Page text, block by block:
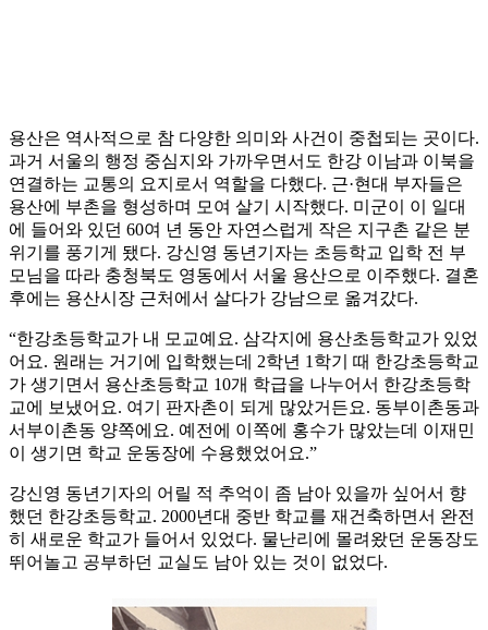
용산은 역사적으로 참 다양한 의미와 사건이 중첩되는 곳이다.
과거 서울의 행정 중심지와 가까우면서도 한강 이남과 이북을
연결하는 교통의 요지로서 역할을 다했다. 근·현대 부자들은
용산에 부촌을 형성하며 모여 살기 시작했다. 미군이 이 일대
에 들어와 있던 60여 년 동안 자연스럽게 작은 지구촌 같은 분
위기를 풍기게 됐다. 강신영 동년기자는 초등학교 입학 전 부
모님을 따라 충청북도 영동에서 서울 용산으로 이주했다. 결혼
후에는 용산시장 근처에서 살다가 강남으로 옮겨갔다.
“한강초등학교가 내 모교예요. 삼각지에 용산초등학교가 있었
어요. 원래는 거기에 입학했는데 2학년 1학기 때 한강초등학교
가 생기면서 용산초등학교 10개 학급을 나누어서 한강초등학
교에 보냈어요. 여기 판자촌이 되게 많았거든요. 동부이촌동과
서부이촌동 양쪽에요. 예전에 이쪽에 홍수가 많았는데 이재민
이 생기면 학교 운동장에 수용했었어요.”
강신영 동년기자의 어릴 적 추억이 좀 남아 있을까 싶어서 향
했던 한강초등학교. 2000년대 중반 학교를 재건축하면서 완전
히 새로운 학교가 들어서 있었다. 물난리에 몰려왔던 운동장도
뛰어놀고 공부하던 교실도 남아 있는 것이 없었다.